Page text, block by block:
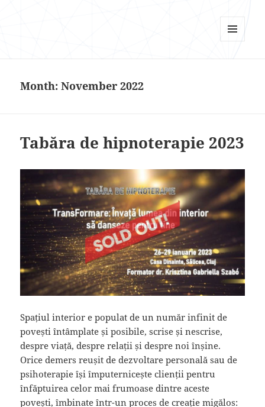
AND
Month:November 2022
Tabăra de hipnoterapie 2023
Spațiul interior e populat de un număr infinit de
povești întâmplate și posibile, scrise și nescrise,
despre viață, despre relații și despre noi înșine.
Orice demers reușit de dezvoltare personală sau de
psihoterapie își împuternicește clienții pentru
înfăptuirea celor mai frumoase dintre aceste
povești, îmbinate într-un proces de creație migălos: